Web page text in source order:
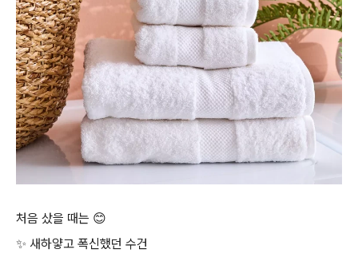
처음 샀을 때는 😊
✨ 새하얗고 폭신했던 수건